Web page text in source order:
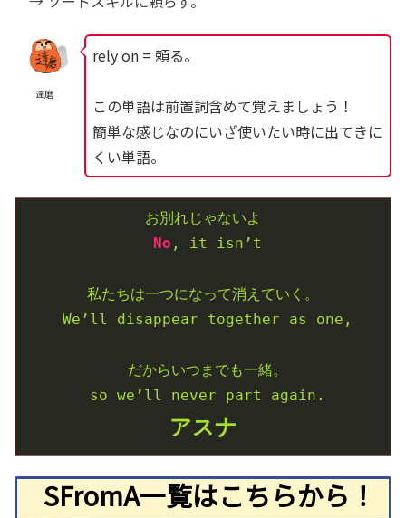
達磨
rely on = 頼る。
この単語は前置詞含めて覚えましょう！
簡単な感じなのにいざ使いたい時に出てきに
くい単語。
お別れじゃないよ
No , it isn’t
私たちは一つになって消えていく。
We’ll
disappear together as one,
だからいつまでも一緒。
so we’ll never part again.
アスナ
SFromA一覧はこちらから！